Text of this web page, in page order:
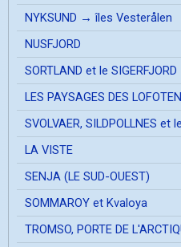
NYKSUND → îles Vesterålen
NUSFJORD
SORTLAND et le SIGERFJORD
LES PAYSAGES DES LOFOTEN
SVOLVAER, SILDPOLLNES et
LA VISTE
SENJA (LE SUD-OUEST)
SOMMAROY et Kvaloya
TROMSO, PORTE DE